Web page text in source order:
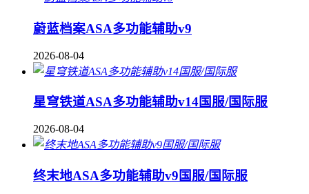
蔚蓝档案ASA多功能辅助v9
2026-08-04
星穹铁道ASA多功能辅助v14国服/国际服
2026-08-04
终末地ASA多功能辅助v9国服/国际服